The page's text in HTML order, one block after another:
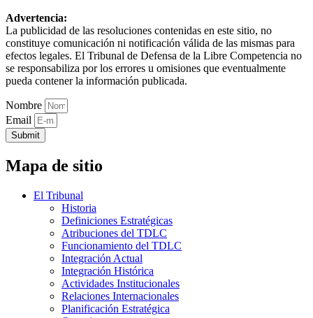
Advertencia:
La publicidad de las resoluciones contenidas en este sitio, no
constituye comunicación ni notificación válida de las mismas para
efectos legales. El Tribunal de Defensa de la Libre Competencia no
se responsabiliza por los errores u omisiones que eventualmente
pueda contener la información publicada.
Nombre
Email
Submit
Mapa de sitio
El Tribunal
Historia
Definiciones Estratégicas
Atribuciones del TDLC
Funcionamiento del TDLC
Integración Actual
Integración Histórica
Actividades Institucionales
Relaciones Internacionales
Planificación Estratégica